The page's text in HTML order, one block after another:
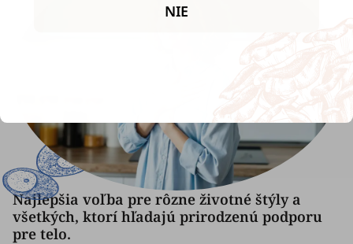
Najlepšia voľba pre rôzne životné štýly a
všetkých, ktorí hľadajú prirodzenú podporu
pre telo.
NIE